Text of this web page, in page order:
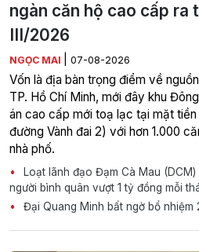
ngàn căn hộ cao cấp ra
III/2026
NGỌC MAI 07-08-2026
Vốn là địa bàn trọng điểm về
TP. Hồ Chí Minh, mới đây khu
án cao cấp mới toạ lạc tại mặt
đường Vành đai 2) với hơn 1.000
nhà phố.
Loạt lãnh đạo Đạm Cà Mau
người bình quân vượt 1 tỷ đồng mỗi
Đại Quang Minh bất ngờ bổ nhiệm